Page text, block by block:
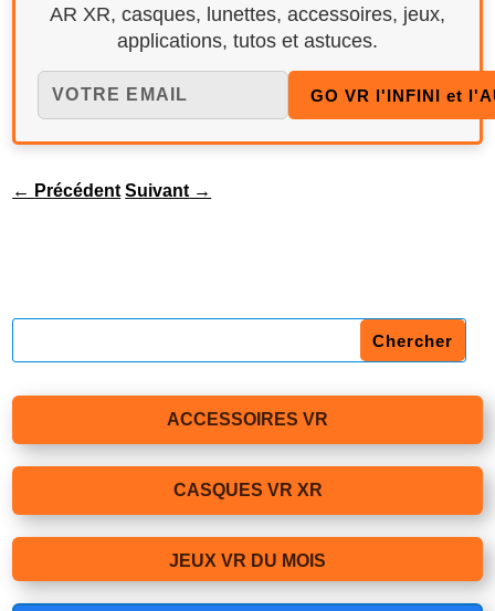
AR XR, casques, lunettes, accessoires, jeux,
applications, tutos et astuces.
← Précédent Suivant →
ACCESSOIRES VR
CASQUES VR XR
JEUX VR DU MOIS